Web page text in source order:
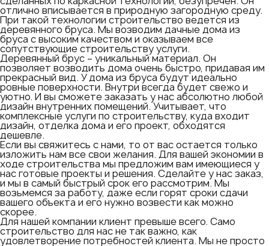
отлично вписывается в природную загородную среду.
При такой технологии строительство ведется из
деревянного бруса. Мы возводим дачные дома из
бруса с высоким качеством и оказываем все
сопутствующие строительству услуги.
Деревянный брус – уникальный материал. Он
позволяет возводить дома очень быстро, придавая им
прекрасный вид. У дома из бруса будут идеально
ровные поверхности. Внутри всегда будет свежо и
уютно. И вы сможете заказать у нас абсолютно любой
дизайн внутренних помещений. Учитывает, что
комплексные услуги по строительству, куда входит
дизайн, отделка дома и его проект, обходятся
дешевле.
Если вы свяжитесь с нами, то от вас остается только
изложить нам все свои желания. Для вашей экономии в
ходе строительства мы предложим вам имеющиеся у
нас готовые проекты и решения. Сделайте у нас заказ,
и мы в самый быстрый срок его рассмотрим. Мы
возьмемся за работу, даже если горят сроки сдачи
вашего объекта и его нужно возвести как можно
скорее.
Для нашей компании клиент превыше всего. Само
строительство для нас не так важно, как
удовлетворение потребностей клиента. Мы не просто